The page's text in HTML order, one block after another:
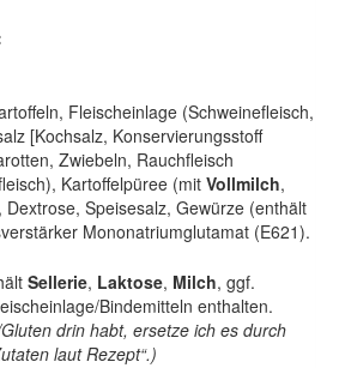
Fleischeinlage (Schweinefleisch,
[Kochsalz, Konservierungsstoff
Zwiebeln, Rauchfleisch
Kartoffelpüree (mit Vollmilch,
Dextrose, Speisesalz, Gewürze (enthält
Mononatriumglutamat (E621).
Sellerie, Laktose, Milch, ggf.
Bindemitteln enthalten.
drin habt, ersetze ich es durch
laut Rezept“.)